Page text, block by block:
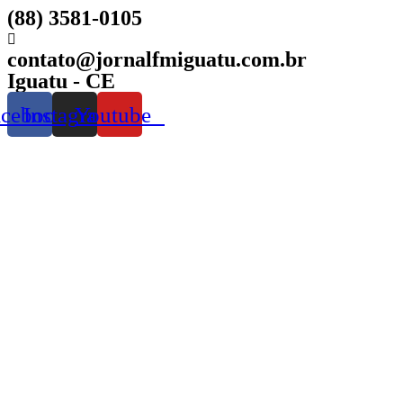
(88) 3581-0105
contato@jornalfmiguatu.com.br
Iguatu - CE
InstagramYoutube